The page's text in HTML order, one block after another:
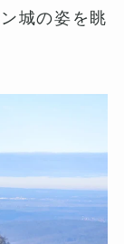
城の姿を眺